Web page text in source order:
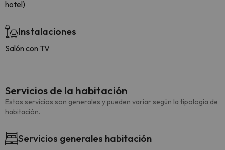
hotel)
Instalaciones
Salón con TV
Servicios de la habitación
Estos servicios son generales y pueden variar según la tipología de
habitación.
Servicios generales habitación